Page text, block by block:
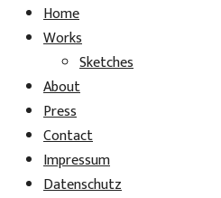
Home
Works
Sketches
About
Press
Contact
Impressum
Datenschutz